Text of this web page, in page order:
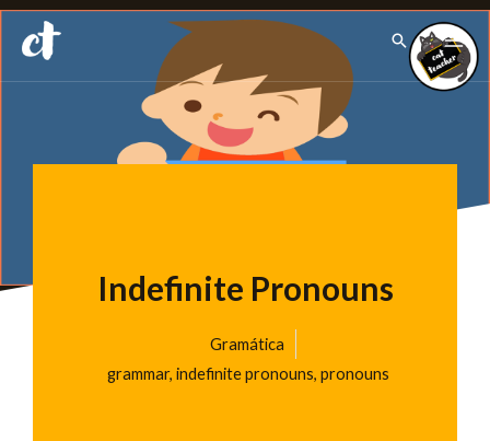
Ir
para
Pesquisar
Indefinite Pronouns
Gramática
grammar, indefinite pronouns, pronouns